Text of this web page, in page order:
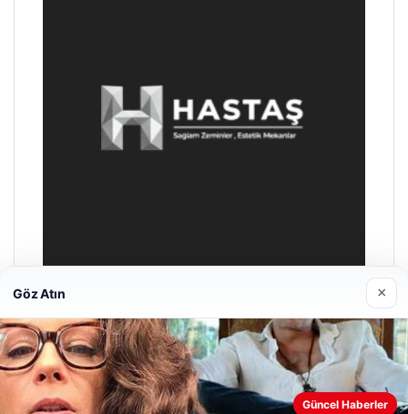
Enes Kaplan Avukatlık Bürosu
28/04/2026
Göz Atın ×
Güncel Haberler